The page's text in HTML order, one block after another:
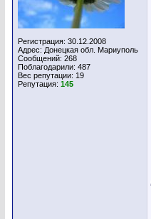
Регистрация: 30.12.2008
Адрес: Донецкая обл. Мариуполь
Сообщений: 268
Поблагодарили: 487
Вес репутации: 19
Репутация: 145